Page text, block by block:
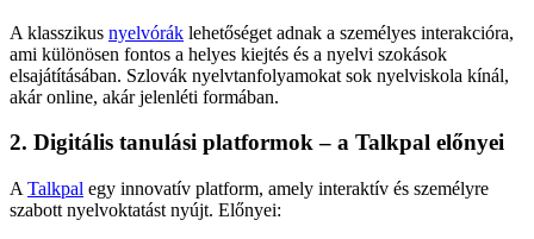
A klasszikus nyelvórák lehetőséget adnak a személyes interakcióra,
ami különösen fontos a helyes kiejtés és a nyelvi szokások
elsajátításában. Szlovák nyelvtanfolyamokat sok nyelviskola kínál,
akár online, akár jelenléti formában.
2. Digitális tanulási platformok – a Talkpal előnyei
A Talkpal egy innovatív platform, amely interaktív és személyre
szabott nyelvoktatást nyújt. Előnyei: